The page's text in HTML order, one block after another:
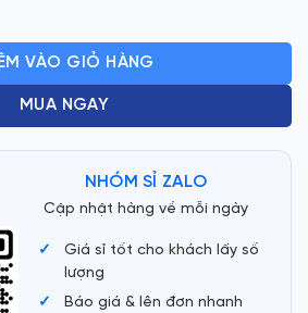
₫.là:
165.000 ₫.
TÂU SẠC REMAX RC-339 số lượng
VÀO GIỎ HÀNG
MUA NGAY
NHÓM SỈ ZALO
Cập nhật hàng về mỗi ngày
Giá sỉ tốt cho khách lấy số
lượng
Báo giá & lên đơn nhanh